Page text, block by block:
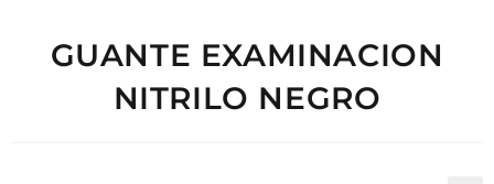
GUANTE EXAMINACION
NITRILO NEGRO